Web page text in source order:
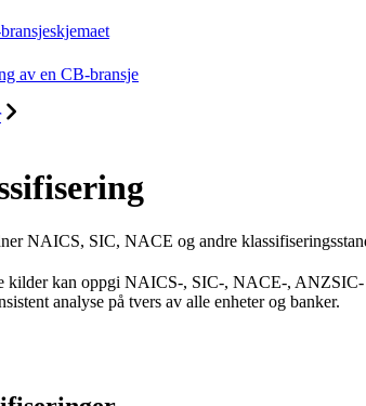
av en CB-bransje
NAICS, SIC, NACE og andre
kilder kan oppgi NAICS-, SIC-, NACE-, ANZSIC-
analyse på tvers av alle enheter og banker.